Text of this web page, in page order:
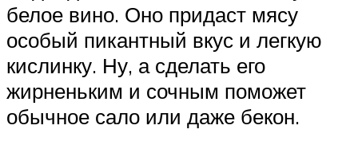
белое вино. Оно придаст мясу
особый пикантный вкус и легкую
кислинку. Ну, а сделать его
жирненьким и сочным поможет
обычное сало или даже бекон.